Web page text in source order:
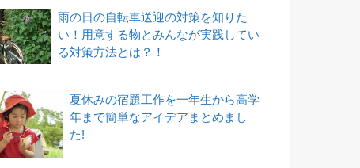
雨の日の自転車送迎の対策を知りた
い！用意する物とみんなが実践してい
る対策方法とは？！
夏休みの宿題工作を一年生から高学
年まで簡単なアイデアまとめまし
た!